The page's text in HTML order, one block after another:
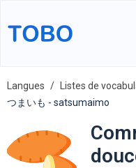
Langues Listes de
つまいも - satsumaimo